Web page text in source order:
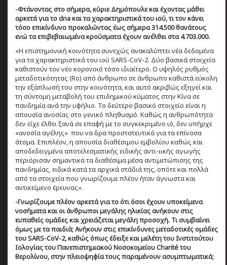
-Φτάνοντας στο σήμερα, κύριε Δημόπουλε και έχοντας μάθει
αρκετά για το dna και τα χαρακτηριστικά του ιού, τι τον κάνει
τόσο επικίνδυνο προκαλώντας έως σήμερα 314.500 θανάτους
ενώ τα επιβεβαιωμένα κρούσματα έχουν ανέλθει στα 4.703.000.
«Η επιστημονική κοινότητα συνεχώς ανακαλύπτει νέα δεδομένα
για τα χαρακτηριστικά του ιού SARS-CoV-2. Δύο βασικά στοιχεία
καθιστούν τον νέο κορονοιό τόσο ιδιαίτερο. Ο υψηλός ρυθμός
μεταδοτικότητας (Ro) από άνθρωπο σε άνθρωπο καθιστά εύκολη
την εξάπλωσή του στην κοινότητα, και αυτό ακριβώς εξηγεί και
τη σύντομη μεταβολή του επιδημικού κύματος στην Κίνα σε
πανδημία ανά την υφήλιο. Το δεύτερο βασικό στοιχείο είναι η
απουσία ανοσίας στο γενικό πληθυσμό. Καθώς η ανθρωπότητα
δεν είχε έλθει ξανά σε επαφή με το συγκεκριμένο ιό, δεν υπήρχε
«ανοσία αγέλης» που να δρα προστατευτικά για τα επίνοσα
άτομα. Επιπλέον, η απουσία διαθέσιμου εμβολίου καθώς και
αποδεδειγμένα αποτελεσματικής ειδικής αντι-ιικής αγωγής
περιόρισαν σημαντικά τα διαθέσιμα μέσα αντιμετώπισης της
πανδημίας, ειδικά κατά τα αρχικά στάδιά της, οπότε και πολλά
από τα στοιχεία που γνωρίζουμε πλέον ήταν άγνωστα και
αντικείμενο έρευνας».
-Γνωρίζουμε πλέον αρκετά για το ότι όσοι έχουν υποκείμενα
νοσήματα και οι άνθρωποι μεγάλης ηλικίας ανήκουν στις
ευπαθείς ομάδες και χρειάζεται μεγάλη προσοχή. Τι συμβαίνει
όμως με τα παιδιά; Ανήκουν στις επικίνδυνες μεταδοτικές ομάδες
του SARS-CoV-2, καθώς όπως έδειξε και μελέτη του Ινστιτούτου
Ιολογίας του Πανεπιστημιακού Νοσοκομείου Charité του
Βερολίνου, στην πλειοψηφία τους παραμένουν ασυμπτωματικά;